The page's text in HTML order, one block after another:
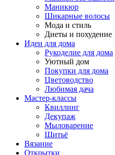
Маникюр
Шикарные волосы
Мода и стиль
Диеты и похудение
Идеи для дома
Рукоделие для дома
Уютный дом
Покупки для дома
Цветоводство
Любимая дача
Мастер-классы
Квиллинг
Декупаж
Мыловарение
Шитьё
Вязание
Открытки